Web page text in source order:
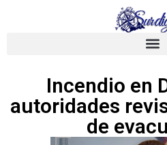
Incendio en
autoridades
de